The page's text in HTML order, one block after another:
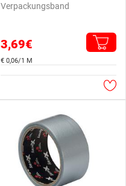
Verpackungsband
3,69€
€ 0,06/1 M